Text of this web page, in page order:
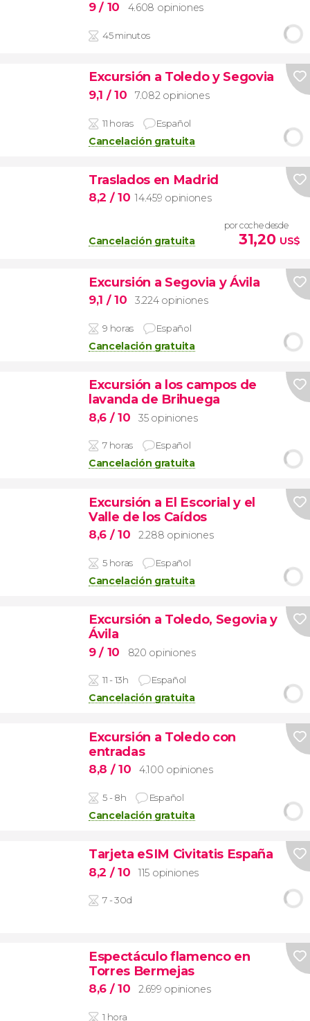
9/ 10 4.608 opiniones
45 minutos
Excursión a Toledo y Segovia
9,1 / 10 7.082 opiniones
11 horas Español
Cancelación gratuita
Traslados en Madrid
8,2 / 10 14.459 opiniones
Cancelación gratuita
por coche desde
31,20 US$
Excursión a Segovia y Ávila
9,1 / 10 3.224 opiniones
9 horas Español
Cancelación gratuita
Excursión a los campos de
lavanda de Brihuega
8,6 / 10 35 opiniones
7 horas Español
Cancelación gratuita
Excursión a El Escorial y el
Valle de los Caídos
8,6 / 10 2.288 opiniones
5 horas Español
Cancelación gratuita
Excursión a Toledo, Segovia y
Ávila
9/ 10 820 opiniones
11 - 13h Español
Cancelación gratuita
Excursión a Toledo con
entradas
8,8 / 10 4.100 opiniones
5 - 8h Español
Cancelación gratuita
Tarjeta eSIM Civitatis España
8,2 / 10 115 opiniones
7 - 30d
Espectáculo flamenco en
Torres Bermejas
8,6 / 10 2.699 opiniones
1 hora